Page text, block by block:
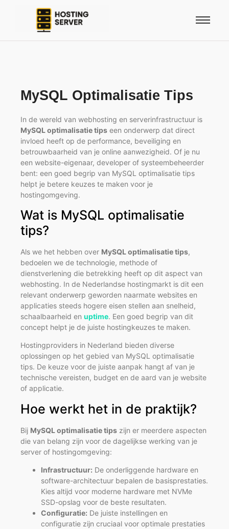
MySQL Optimalisatie Tips
In de wereld van webhosting en serverinfrastructuur is
MySQL optimalisatie tips een onderwerp dat direct
invloed heeft op de performance, beveiliging en
betrouwbaarheid van je online aanwezigheid. Of je nu
een website-eigenaar, developer of systeembeheerder
bent: een goed begrip van MySQL optimalisatie tips
helpt je betere keuzes te maken voor je
hostingomgeving.
Wat is MySQL optimalisatie
tips?
Als we het hebben over MySQL optimalisatie tips,
bedoelen we de technologie, methode of
dienstverlening die betrekking heeft op dit aspect van
webhosting. In de Nederlandse hostingmarkt is dit een
relevant onderwerp geworden naarmate websites en
applicaties steeds hogere eisen stellen aan snelheid,
schaalbaarheid en uptime. Een goed begrip van dit
concept helpt je de juiste hostingkeuzes te maken.
Hostingproviders in Nederland bieden diverse
oplossingen op het gebied van MySQL optimalisatie
tips. De keuze voor de juiste aanpak hangt af van je
technische vereisten, budget en de aard van je website
of applicatie.
Hoe werkt het in de praktijk?
Bij MySQL optimalisatie tips zijn er meerdere aspecten
die van belang zijn voor de dagelijkse werking van je
server of hostingomgeving:
Infrastructuur: De onderliggende hardware en
software-architectuur bepalen de basisprestaties.
Kies altijd voor moderne hardware met NVMe
SSD-opslag voor de beste resultaten.
Configuratie: De juiste instellingen en
configuratie zijn cruciaal voor optimale prestaties